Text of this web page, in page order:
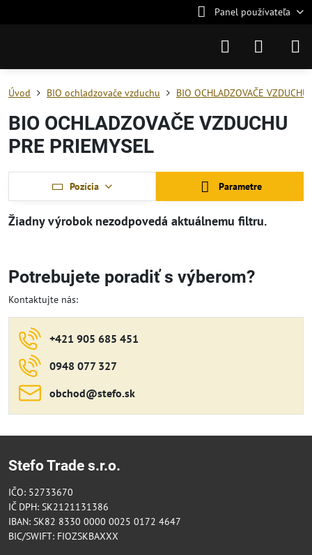
Panel používateľa
Úvod BIO ochladzovače vzduchu BIO OCHLADZOVAČE VZDUCHU
BIO OCHLADZOVAČE VZDUCHU
PRE PRIEMYSEL
Pozícia Parametre
Potrebujete poradiť s výberom?
Kontaktujte nás:
+421 905 685 451
0948 077 327
obchod​@stefo​.sk
Stefo Trade s.r.o.
IČO: 52733670
IČ DPH: SK2121131386
IBAN: SK82 8330 0000 0025 0172 4647
BIC/SWIFT: FIOZSKBAXXX